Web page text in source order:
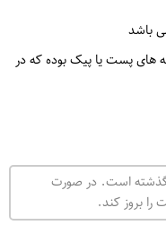
باشد
های پست یا پیک بوده که در
گذشته است. در صورت
را بروز کند.